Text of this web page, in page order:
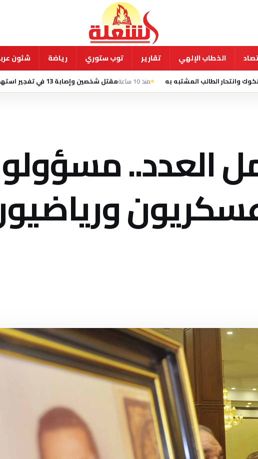
الخطاب الإلهي تقارير توب ستوري رياضة شئون
منذ 10 ساعة مقتل شخصين وإصابة 13 في تفجير استهدف حافلة ركاب بمدينة جرمانا السورية
العدد..